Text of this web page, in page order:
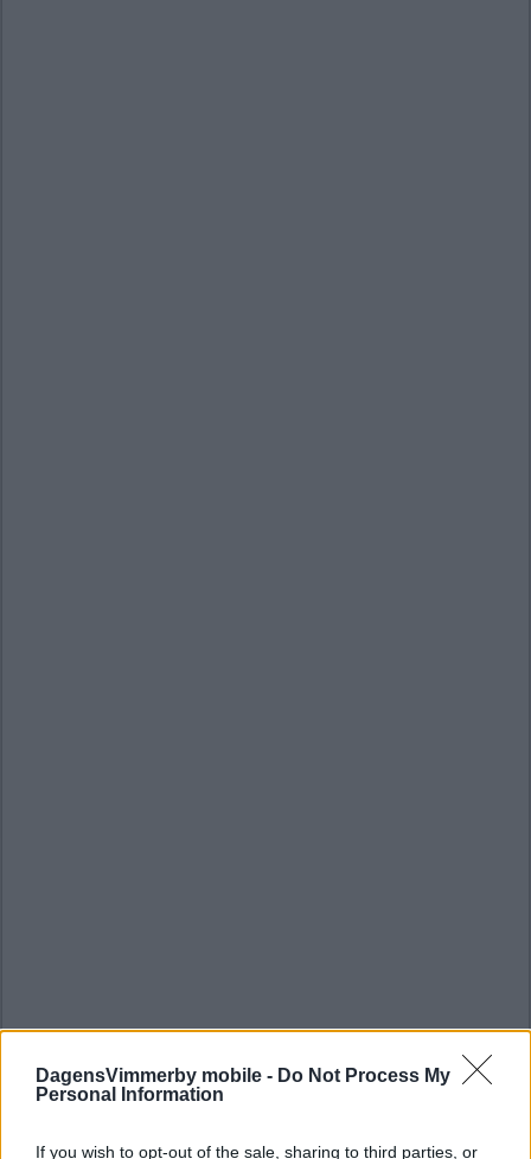
DagensVimmerby mobile - Do Not Process My
Personal Information
If you wish to opt-out of the sale, sharing to third parties, or